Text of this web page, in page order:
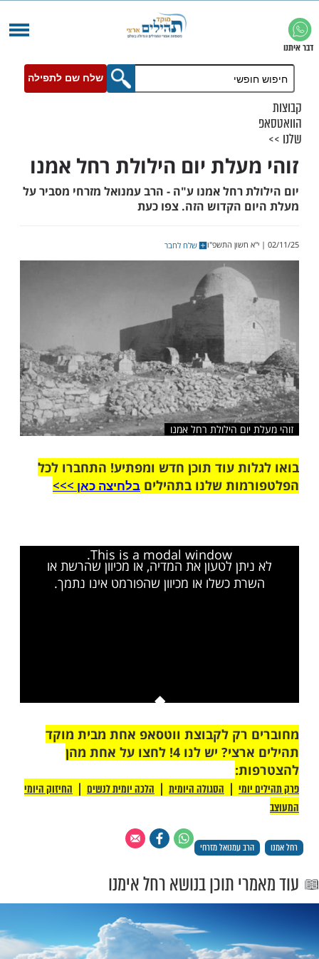
שלח שם לתפילה
יום הילולת רחל אמנו
רחל אמנו ע"ה - הרב עמנואל מזרחי מסביר על
הקדוש הזה. צפו כעת
שלח לחבר
עוד תוכן חדש ומפתיע! התחברו לכל
This is a modal window.
לטעון את המדיה, או מכיוון שהרשת או
כשלו או מכיוון שהפורמט אינו נתמך.
רק לקבוצת ווטסאפ אחת מבית מוקד
תהילים ארצי? יש לנו 4! לחצו על אחת מהן